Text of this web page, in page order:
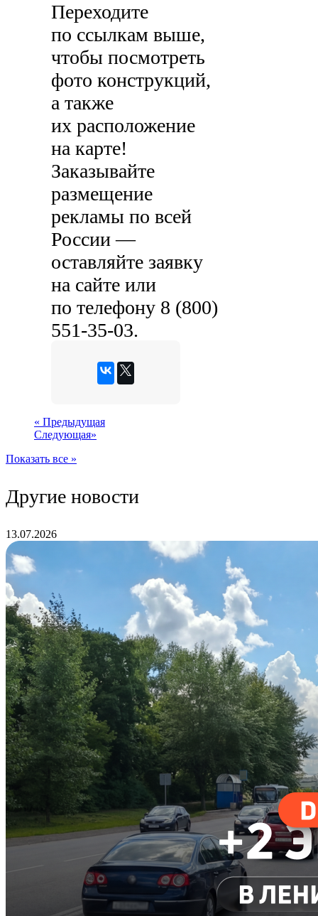
Переходите
по ссылкам выше,
чтобы посмотреть
фото конструкций,
а также
их расположение
на карте!
Заказывайте
размещение
рекламы по всей
России —
оставляйте заявку
на сайте или
по телефону 8 (800)
551-35-03.
« Предыдущая
Следующая»
Показать все »
Другие новости
13.07.2026